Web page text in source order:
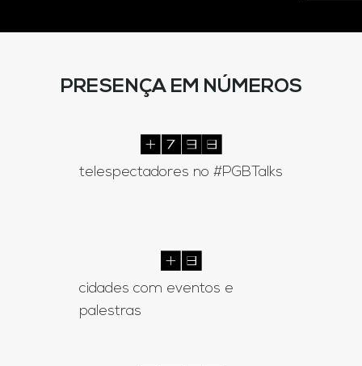
PRESENÇA EM NÚMEROS
telespectadores no #PGBTalks
+1441
cidades com eventos e
palestras
+14